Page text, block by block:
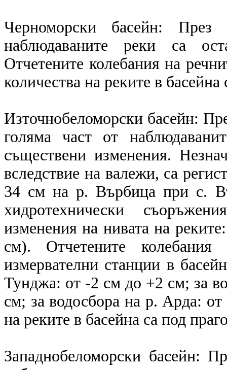
Черноморски басейн: През
наблюдаваните реки са
Отчетените колебания на
количества на реките в
Източнобеломорски басейн:
голяма част от
съществени изменения.
вследствие на валежи, са
34 см на р. Върбица при с.
хидротехнически
изменения на нивата на
см). Отчетените
измервателни станции в
Тунджа: от -2 см до +2 см; за
см; за водосбора на р. Арда:
на реките в басейна са под
Западнобеломорски басейн: